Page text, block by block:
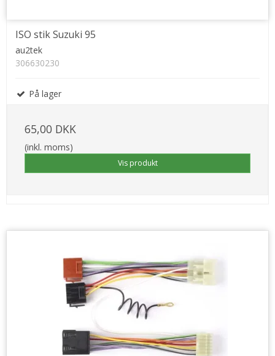
ISO stik Suzuki 95
au2tek
306630230
På lager
65,00 DKK
(inkl. moms)
Vis produkt